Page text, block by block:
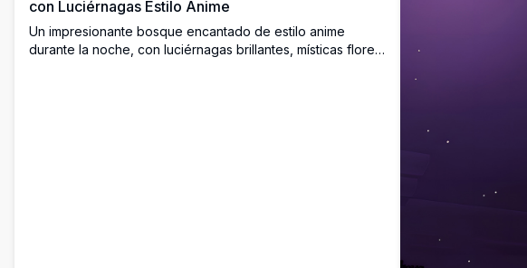
con Luciérnagas Estilo Anime
Un impresionante bosque encantado de estilo anime
durante la noche, con luciérnagas brillantes, místicas flores